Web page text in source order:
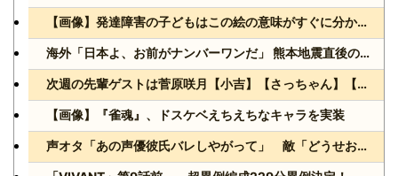
【画像】発達障害の子どもはこの絵の意味がすぐに分からないらしい
海外「日本よ、お前がナンバーワンだ」 熊本地震直後の日本の対応のスピードに世界が衝撃
次週の先輩ゲストは菅原咲月【小吉】【さっちゃん】【乃木坂スター誕生！SIX】【乃木坂46】
【画像】『雀魂』、ドスケベえちえちなキャラを実装
声オタ「あの声優彼氏バレしやがって」 敵「どうせお前とは付き合えないのにｗ」←これ